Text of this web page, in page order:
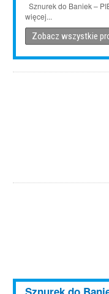
Sznurek do Baniek –
więcej...
Zobacz wszystkie